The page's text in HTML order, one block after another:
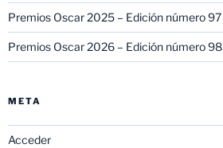
Premios Oscar 2025 – Edición número 97
Premios Oscar 2026 – Edición número 98
META
Acceder